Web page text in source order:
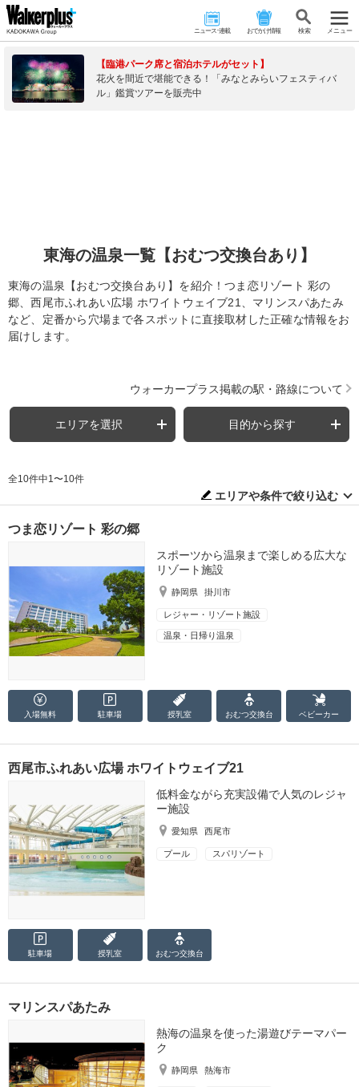
ニュース･連載 おでかけ情報 検 索 メニュー
【臨港パーク席と宿泊ホテルがセット】
花火を間近で堪能できる！「みなとみらいフェスティバ
ル」鑑賞ツアーを販売中
東海の温泉一覧【おむつ交換台あり】
東海の温泉【おむつ交換台あり】を紹介！つま恋リゾート 彩の
郷、西尾市ふれあい広場 ホワイトウェイブ21、マリンスパあたみ
など、定番から穴場まで各スポットに直接取材した正確な情報をお
届けします。
ウォーカープラス掲載の駅・路線について
エリアを選択 目的から探す
全10件中1〜10件
エリアや条件で絞り込む
つま恋リゾート 彩の郷
スポーツから温泉まで楽しめる広大な
リゾート施設
静岡県 掛川市
レジャー・リゾート施設
温泉・日帰り温泉
入場無料 駐車場 授乳室 おむつ交換台 ベビーカー
西尾市ふれあい広場 ホワイトウェイブ21
低料金ながら充実設備で人気のレジャ
ー施設
愛知県 西尾市
プール スパリゾート
駐車場 授乳室 おむつ交換台
マリンスパあたみ
熱海の温泉を使った湯遊びテーマパー
ク
静岡県 熱海市